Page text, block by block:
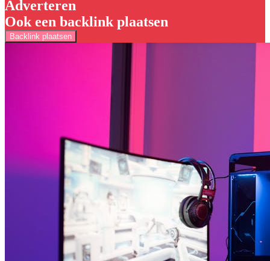
Adverteren
Ook een backlink plaatsen
Backlink plaatsen